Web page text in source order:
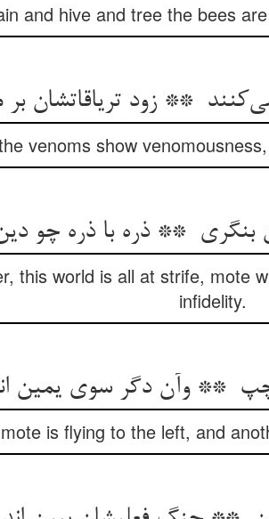
and hive and tree the bees
venoms show
this world is all at strife, mote
infidelity.
is flying to the left, and